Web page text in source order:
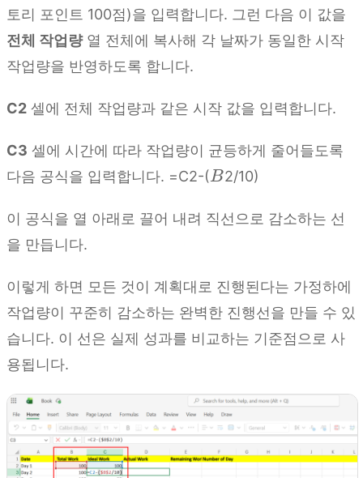
토리 포인트 100점)을 입력합니다. 그런 다음 이 값을
전체 작업량열 전체에 복사해 각 날짜가 동일한 시작
작업량을 반영하도록 합니다.
C2 셀에 전체 작업량과 같은 시작 값을 입력합니다.
C3 셀에 시간에 따라 작업량이 균등하게 줄어들도록
다음 공식을 입력합니다. =C2-( B
B2/10)
이 공식을 열 아래로 끌어 내려 직선으로 감소하는 선
을 만듭니다.
이렇게 하면 모든 것이 계획대로 진행된다는 가정하에
작업량이 꾸준히 감소하는 완벽한 진행선을 만들 수 있
습니다. 이 선은 실제 성과를 비교하는 기준점으로 사
용됩니다.